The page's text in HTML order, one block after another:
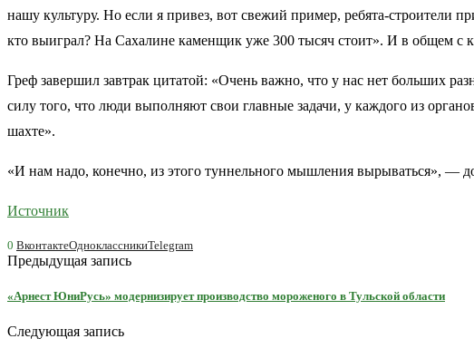
нашу культуру. Но если я привез, вот свежий пример, ребята-строители
кто выиграл? На Сахалине каменщик уже 300 тысяч стоит». И в общем с
Греф завершил завтрак цитатой: «Очень важно, что у нас нет больших
силу того, что люди выполняют свои главные задачи, у каждого из
шахте».
«И нам надо, конечно, из этого туннельного мышления вырываться», —
Источник
0 ВконтактеОдноклассникиTelegram
Предыдущая запись
«Арнест ЮниРусь» модернизирует производство мороженого в Тульской области
Следующая запись